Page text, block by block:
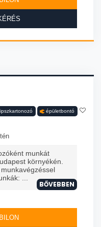
épületbontó
munkát
környékén.
...
BŐVEBBEN